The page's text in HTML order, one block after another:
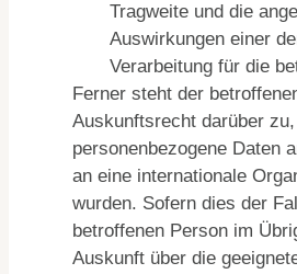
Tragweite und die
Auswirkungen einer
Verarbeitung für die
Ferner steht der
Auskunftsrecht darüber
personenbezogene Daten
an eine internationale
wurden. Sofern dies der
betroffenen Person im
Auskunft über die